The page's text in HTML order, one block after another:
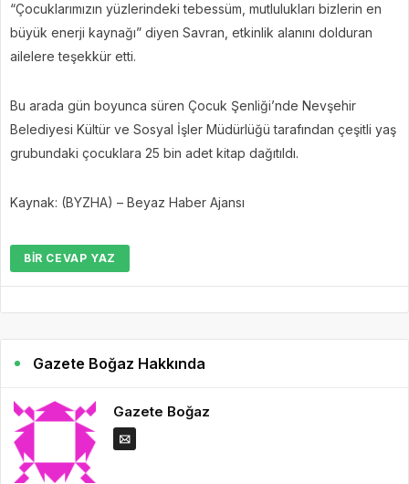
“Çocuklarımızın yüzlerindeki tebessüm, mutlulukları bizlerin en
büyük enerji kaynağı” diyen Savran, etkinlik alanını dolduran
ailelere teşekkür etti.
Bu arada gün boyunca süren Çocuk Şenliği’nde Nevşehir
Belediyesi Kültür ve Sosyal İşler Müdürlüğü tarafından çeşitli yaş
grubundaki çocuklara 25 bin adet kitap dağıtıldı.
Kaynak: (BYZHA) – Beyaz Haber Ajansı
BIR CEVAP YAZ
Gazete Boğaz Hakkında
Gazete Boğaz